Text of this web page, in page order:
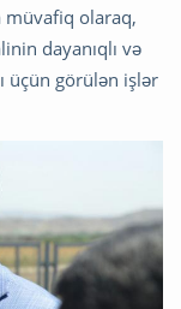
müvafiq olaraq,
dayanıqlı və
üçün görülən işlər